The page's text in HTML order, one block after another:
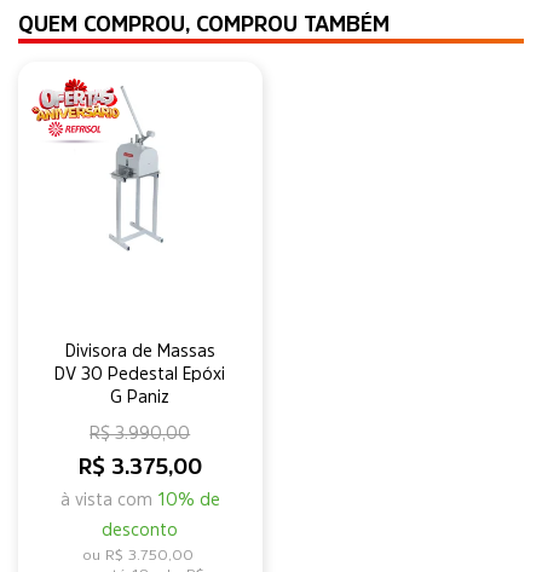
QUEM COMPROU, COMPROU TAMBÉM
Divisora de Massas
DV 30 Pedestal Epóxi
G Paniz
R$ 3.375,00
à vista com 10% de
desconto
R$ 3.990,00
R$ 3.750,00